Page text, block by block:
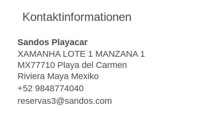
Kontaktinformationen
Sandos Playacar
XAMANHA LOTE 1 MANZANA 1
MX77710 Playa del Carmen
Riviera Maya Mexiko
+52 9848774040
reservas3@sandos.com